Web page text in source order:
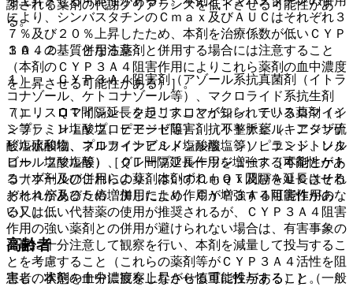
により、シンバスタチンのＣｍａｘ及びＡＵＣはそれぞれ３
７％及び２０％上昇したため、本剤を治療係数が低いＣＹＰ
３Ａ４の基質となる薬剤と併用する場合には注意すること
（本剤のＣＹＰ３Ａ４阻害作用によりこれら薬剤の血中濃度
を上昇させる可能性がある）］。
７）． ＱＴ間隔延長を起こすことが知られている薬剤（イ
ミプラミン塩酸塩、ピモジド等）、抗不整脈薬（キニジン硫
酸塩水和物、プロカインアミド塩酸塩、ジソピラミド、ソタ
ロール塩酸塩等）［ＱＴ間隔延長作用を増強する可能性があ
る（本剤及びこれらの薬剤はいずれもＱＴ間隔を延長させる
おそれがあるため、併用により作用が増強する可能性があ
る）］。
高齢者
患者の状態を十分に観察しながら慎重に投与すること（一般
謝される薬剤の代謝クリアランスを低下させる可能性があ
る。
１０．２． 併用注意：
１）． ＣＹＰ３Ａ４阻害剤（アゾール系抗真菌剤（イトラ
コナゾール、ケトコナゾール等）、マクロライド系抗生剤
（エリスロマイシン、クラリスロマイシン、テリスロマイシ
ン等）、ＨＩＶプロテアーゼ阻害剤（リトナビル、アタザナ
ビル硫酸塩、ネルフィナビルメシル酸塩等）、エンシトレル
ビル フマル酸）、グレープフルーツジュース［本剤とケト
コナゾールの併用により、本剤のＣｍａｘ及びＡＵＣはそれ
ぞれ４倍及び５倍増加したため、ＣＹＰ３Ａ４阻害作用のな
い又は低い代替薬の使用が推奨されるが、ＣＹＰ３Ａ４阻害
作用の強い薬剤との併用が避けられない場合は、有害事象の
発現に十分注意して観察を行い、本剤を減量して投与するこ
とを考慮すること（これらの薬剤等がＣＹＰ３Ａ４活性を阻
害し、本剤の血中濃度を上昇させる可能性がある）］。